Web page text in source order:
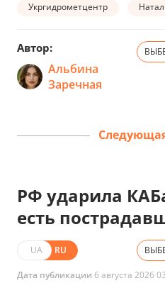
Укргидрометцентр
Автор:
Альбина
Заречная
РФ ударила
есть
UA RU
Дата публикации 6 августа 2026